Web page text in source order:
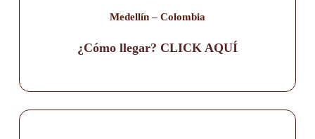
Medellín – Colombia
¿Cómo llegar? CLICK AQUÍ